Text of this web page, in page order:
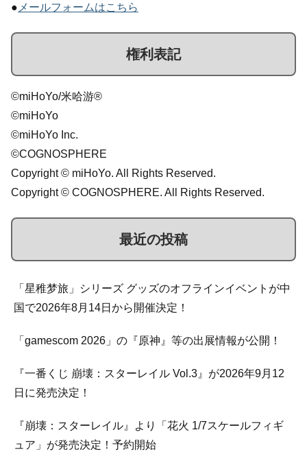
● メールフォームはこちら
権利表記
©miHoYo/米哈游®
©miHoYo
©miHoYo Inc.
©COGNOSPHERE
Copyright © miHoYo. All Rights Reserved.
Copyright © COGNOSPHERE. All Rights Reserved.
最近の投稿
「星稚梦旅」シリーズ グッズのオフラインイベントが中
国で2026年8月14日から開催決定！
「gamescom 2026」の『原神』等の出展情報が公開！
『一番くじ 崩壊：スターレイル Vol.3』が2026年9月12
日に発売決定！
『崩壊：スターレイル』より「花火 1/7スケールフィギ
ュア」が発売決定！予約開始